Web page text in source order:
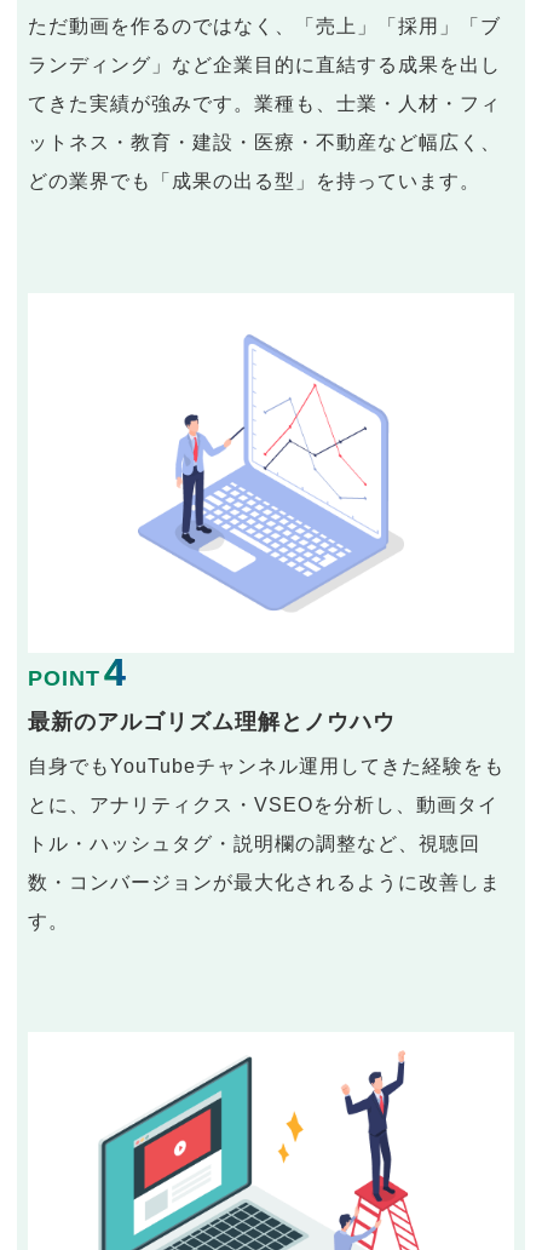
ただ動画を作るのではなく、「売上」「採用」「ブ
ランディング」など企業目的に直結する成果を出し
てきた実績が強みです。業種も、士業・人材・フィ
ットネス・教育・建設・医療・不動産など幅広く、
どの業界でも「成果の出る型」を持っています。
POINT 4
最新のアルゴリズム理解とノウハウ
自身でもYouTubeチャンネル運用してきた経験をも
とに、アナリティクス・VSEOを分析し、動画タイ
トル・ハッシュタグ・説明欄の調整など、視聴回
数・コンバージョンが最大化されるように改善しま
す。